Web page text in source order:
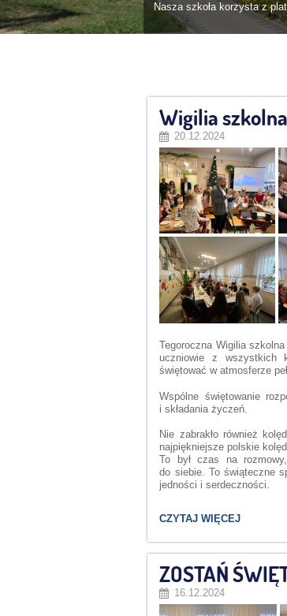
aktualny plan lekcji i wiele innych informacji.
Wigilia
20.12.2024
Tegoroczna Wigilia
uczniowie z wszystkich
świętować w atmosferze
Wspólne świętowanie
i składania życzeń.
Nie zabrakło również
najpiękniejsze polskie
To był czas na
do siebie. To świąteczne
jedności i serdeczności.
WIGILIA
2024:
CZYTAJ WIĘCEJ
ZOSTAŃ
16.12.2024